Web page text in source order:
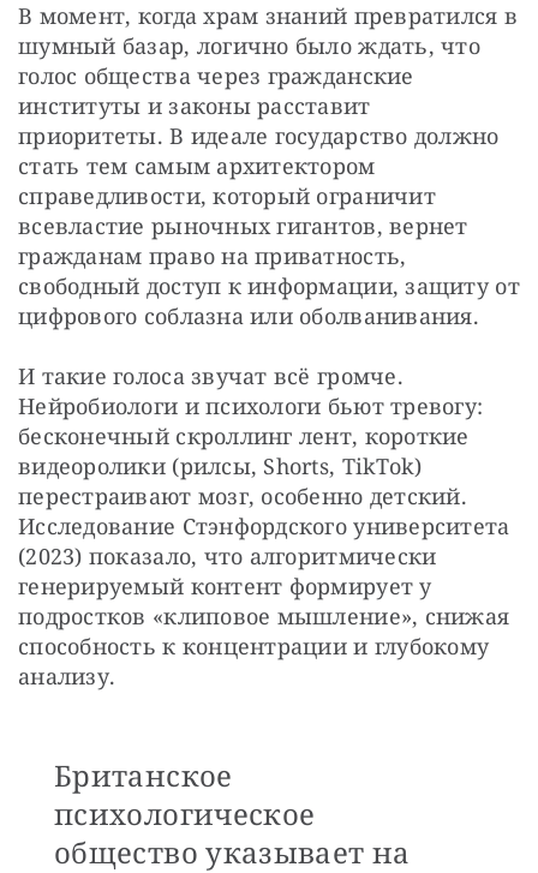
В момент, когда храм знаний превратился в
шумный базар, логично было ждать, что
голос общества через гражданские
институты и законы расставит
приоритеты. В идеале государство должно
стать тем самым архитектором
справедливости, который ограничит
всевластие рыночных гигантов, вернет
гражданам право на приватность,
свободный доступ к информации, защиту от
цифрового соблазна или оболванивания.
И такие голоса звучат всё громче.
Нейробиологи и психологи бьют тревогу:
бесконечный скроллинг лент, короткие
видеоролики (рилсы, Shorts, TikTok)
перестраивают мозг, особенно детский.
Исследование Стэнфордского университета
(2023) показало, что алгоритмически
генерируемый контент формирует у
подростков «клиповое мышление», снижая
способность к концентрации и глубокому
анализу.
Британское
психологическое
общество указывает на